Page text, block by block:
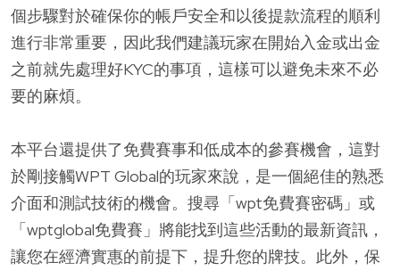
個步驟對於確保你的帳戶安全和以後提款流程的順利
進行非常重要，因此我們建議玩家在開始入金或出金
之前就先處理好KYC的事項，這樣可以避免未來不必
要的麻煩。
本平台還提供了免費賽事和低成本的參賽機會，這對
於剛接觸WPT Global的玩家來說，是一個絕佳的熟悉
介面和測試技術的機會。搜尋「wpt免費賽密碼」或
「wptglobal免費賽」將能找到這些活動的最新資訊，
讓您在經濟實惠的前提下，提升您的牌技。此外，保